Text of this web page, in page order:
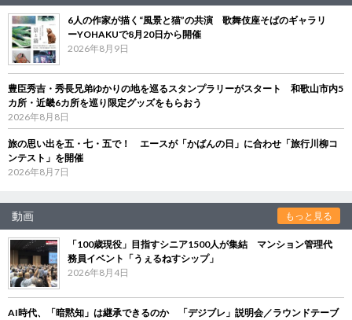
6人の作家が描く“風景と猫”の共演 歌舞伎座そばのギャラリ
ーYOHAKUで8月20日から開催
2026年8月9日
豊臣秀吉・秀長兄弟ゆかりの地を巡るスタンプラリーがスタート 和歌山市内5
カ所・近畿6カ所を巡り限定グッズをもらおう
2026年8月8日
旅の思い出を五・七・五で！ エースが「かばんの日」に合わせ「旅行川柳コ
ンテスト」を開催
2026年8月7日
動画 もっと見る
「100歳現役」目指すシニア1500人が集結 マンション管理代
務員イベント「うぇるねすシップ」
2026年8月4日
AI時代、「暗黙知」は継承できるのか 「デジブレ」説明会／ラウンドテーブ